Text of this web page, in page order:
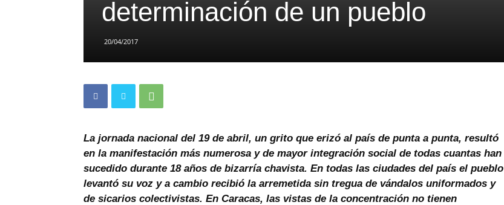
determinación de un pueblo
20/04/2017
La jornada nacional del 19 de abril, un grito que erizó al país de punta a punta, resultó
en la manifestación más numerosa y de mayor integración social de todas cuantas han
sucedido durante 18 años de bizarría chavista. En todas las ciudades del país el pueblo
levantó su voz y a cambio recibió la arremetida sin tregua de vándalos uniformados y
de sicarios colectivistas. En Caracas, las vistas de la concentración no tienen